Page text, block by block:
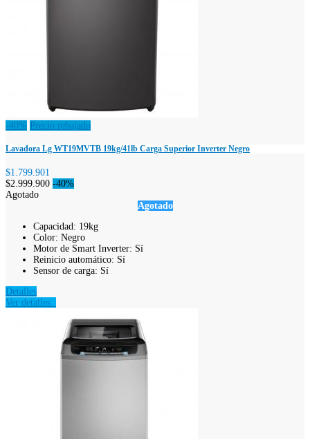
-40% Precio rebajado
Lavadora Lg WT19MVTB 19kg/41lb Carga Superior Inverter Negro
$1.799.901
$2.999.900 -40%
Agotado
Agotado
Capacidad: 19kg
Color: Negro
Motor de Smart Inverter: Sí
Reinicio automático: Sí
Sensor de carga: Sí
Detalles
Ver detalles